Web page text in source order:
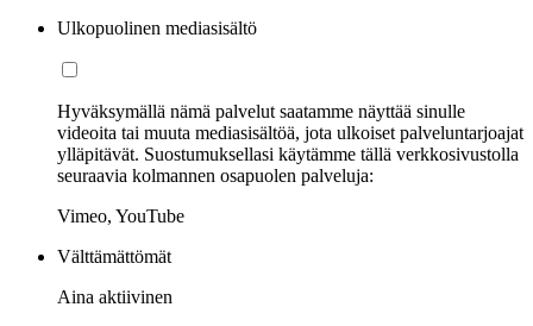
Ulkopuolinen mediasisältö
Hyväksymällä nämä palvelut saatamme näyttää sinulle
videoita tai muuta mediasisältöä, jota ulkoiset palveluntarjoajat
ylläpitävät. Suostumuksellasi käytämme tällä verkkosivustolla
seuraavia kolmannen osapuolen palveluja:
Vimeo, YouTube
Välttämättömät
Aina aktiivinen